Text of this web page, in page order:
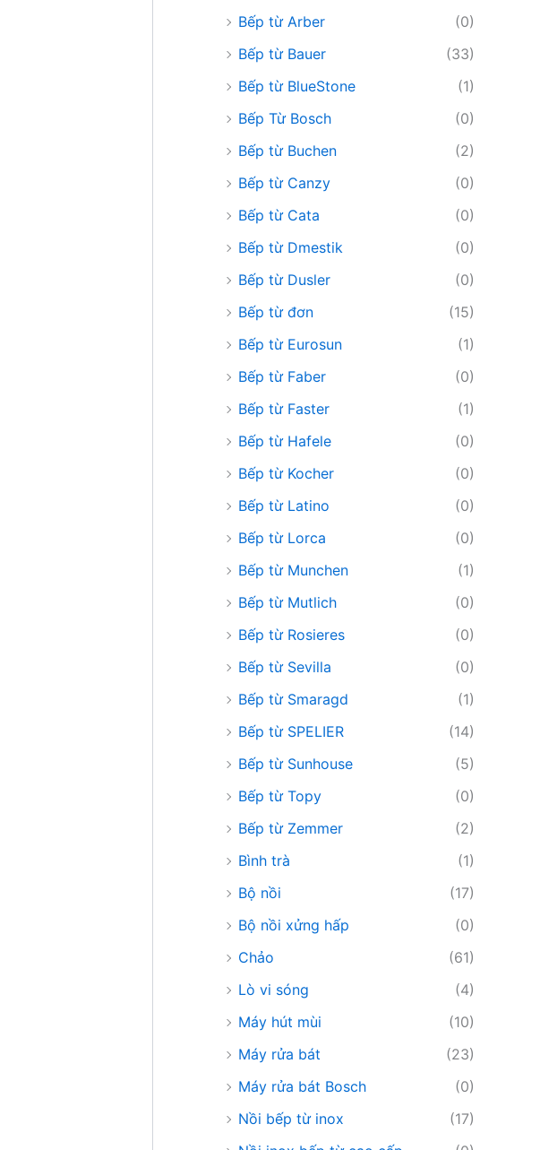
Bếp từ Arber
(0)
Bếp từ Bauer
(33)
Bếp từ BlueStone
(1)
Bếp Từ Bosch
(0)
Bếp từ Buchen
(2)
Bếp từ Canzy
(0)
Bếp từ Cata
(0)
Bếp từ Dmestik
(0)
Bếp từ Dusler
(0)
Bếp từ đơn
(15)
Bếp từ Eurosun
(1)
Bếp từ Faber
(0)
Bếp từ Faster
(1)
Bếp từ Hafele
(0)
Bếp từ Kocher
(0)
Bếp từ Latino
(0)
Bếp từ Lorca
(0)
Bếp từ Munchen
(1)
Bếp từ Mutlich
(0)
Bếp từ Rosieres
(0)
Bếp từ Sevilla
(0)
Bếp từ Smaragd
(1)
Bếp từ SPELIER
(14)
Bếp từ Sunhouse
(5)
Bếp từ Topy
(0)
Bếp từ Zemmer
(2)
Bình trà
(1)
Bộ nồi
(17)
Bộ nồi xửng hấp
(0)
Chảo
(61)
Lò vi sóng
(4)
Máy hút mùi
(10)
Máy rửa bát
(23)
Máy rửa bát Bosch
(0)
Nồi bếp từ inox
(17)